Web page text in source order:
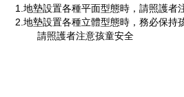
1.地墊設置各種平面型態時，請照護者
2.地墊設置各種立體型態時，務必保持
請照護者注意孩童安全